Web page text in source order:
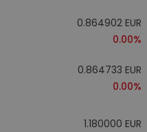
0.864902 EUR
0.00%
0.864733 EUR
0.00%
1.180000 EUR